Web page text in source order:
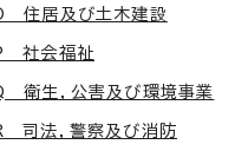
住居及び土木建設
社会福祉
衛生，公害及び環境事業
司法，警察及び消防